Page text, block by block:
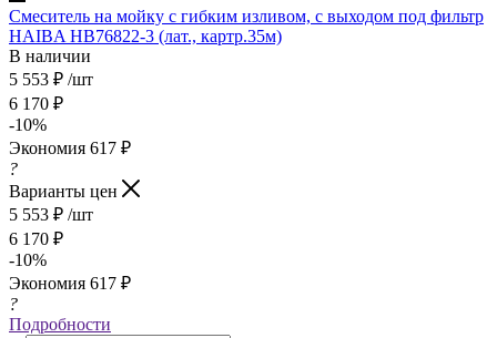
Смеситель на мойку с гибким изливом, с выходом под фильтр
HAIBA HB76822-3 (лат., картр.35м)
В наличии
5 553 ₽ /шт
6 170 ₽
-10%
Экономия 617 ₽
?
Варианты цен
5 553 ₽ /шт
6 170 ₽
-10%
Экономия 617 ₽
?
Подробности